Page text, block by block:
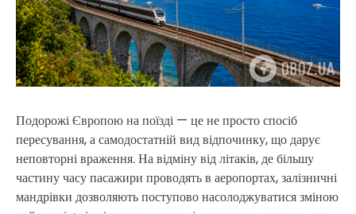
Подорожі Європою на поїзді — це не просто спосіб
пересування, а самодостатній вид відпочинку, що дарує
неповторні враження. На відміну від літаків, де більшу
частину часу пасажири проводять в аеропортах, залізничні
мандрівки дозволяють поступово насолоджуватися зміною